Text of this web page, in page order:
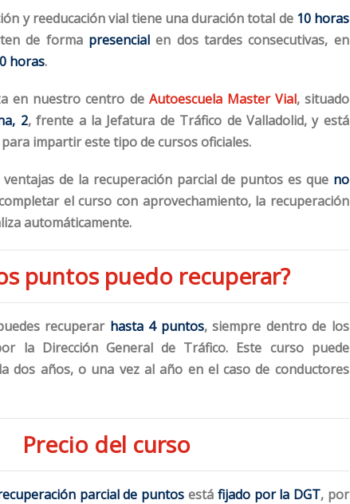
y reeducación vial tiene una duración total de 10 horas
de forma presencial en dos tardes consecutivas, en
horas.
en nuestro centro de Autoescuela Master Vial, situado
2, frente a la Jefatura de Tráfico de Valladolid, y está
para impartir este tipo de cursos oficiales.
de la recuperación parcial de puntos es que no
el curso con aprovechamiento, la recuperación
automáticamente.
puntos puedo recuperar?
recuperar hasta 4 puntos, siempre dentro de los
la Dirección General de Tráfico. Este curso puede
dos años, o una vez al año en el caso de conductores
Precio del curso
parcial de puntos está fijado por la DGT, por